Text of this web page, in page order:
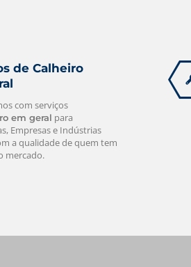
de Calheiro
com serviços
em geral para
Empresas e Indústrias
a qualidade de quem tem
mercado.